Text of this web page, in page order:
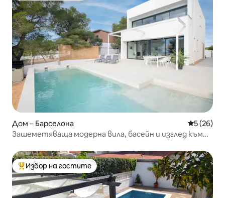
Дом – Барселона Средна
5 (26)
Зашеметяваща модерна вила, басейн и изглед към
Най-популярен избор на гостите
Избор на гостите